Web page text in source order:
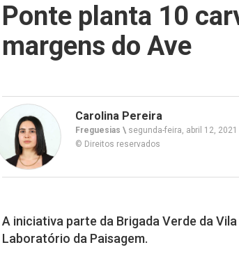
Ponte planta 10
margens do Ave
Carolina Pereira
Freguesias \ segunda-feira, abril 12, 2021
© Direitos reservados
A iniciativa parte da Brigada Verde da
Laboratório da Paisagem.